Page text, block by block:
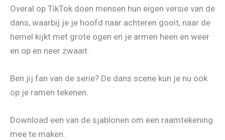
Overal op TikTok doen mensen hun eigen versie van de
dans, waarbij je je hoofd naar achteren gooit, naar de
hemel kijkt met grote ogen en je armen heen en weer
en op en neer zwaait.
Ben jij fan van de serie? De dans scene kun je nu ook
op je ramen tekenen.
Download een van de sjablonen om een raamtekening
mee te maken.